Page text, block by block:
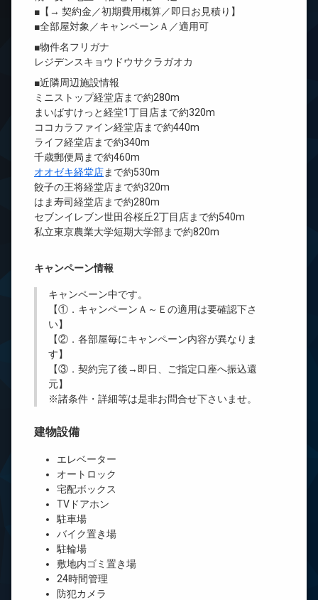
■【→ 契約金／初期費用概算／即日お見積り】
■全部屋対象／キャンペーンＡ／適用可
■物件名フリガナ
レジデンスキョウドウサクラガオカ
■近隣周辺施設情報
ミニストップ経堂店まで約280m
まいばすけっと経堂1丁目店まで約320m
ココカラファイン経堂店まで約440m
ライフ経堂店まで約340m
千歳郵便局まで約460m
オオゼキ経堂店まで約530m
餃子の王将経堂店まで約320m
はま寿司経堂店まで約280m
セブンイレブン世田谷桜丘2丁目店まで約540m
私立東京農業大学短期大学部まで約820m
キャンペーン情報
キャンペーン中です。
【①．キャンペーンＡ～Ｅの適用は要確認下さ
い】
【②．各部屋毎にキャンペーン内容が異なりま
す】
【③．契約完了後→即日、ご指定口座へ振込還
元】
※諸条件・詳細等は是非お問合せ下さいませ。
建物設備
エレベーター
オートロック
宅配ボックス
TVドアホン
駐車場
バイク置き場
駐輪場
敷地内ゴミ置き場
24時間管理
防犯カメラ